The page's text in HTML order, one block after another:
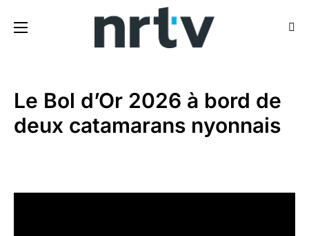
Le Bol d’Or 2026 à bord de
deux catamarans nyonnais